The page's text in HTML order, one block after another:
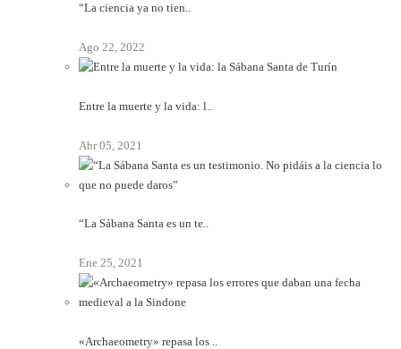
“La ciencia ya no tien..
Ago 22, 2022
Entre la muerte y la vida: l..
Abr 05, 2021
“La Sábana Santa es un te..
Ene 25, 2021
«Archaeometry» repasa los ..